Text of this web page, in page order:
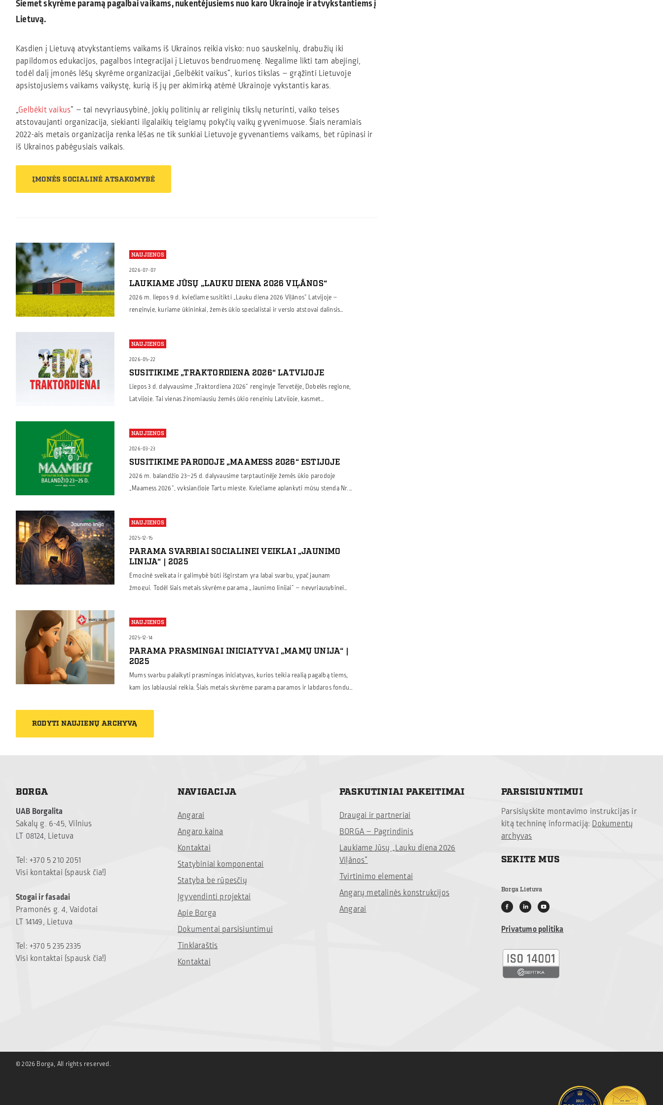
Šiemet skyrėme paramą pagalbai vaikams, nukentėjusiems nuo karo Ukrainoje ir atvykstantiems į
Lietuvą.
Kasdien į Lietuvą atvykstantiems vaikams iš Ukrainos reikia visko: nuo sauskelnių, drabužių iki
papildomos edukacijos, pagalbos integracijai į Lietuvos bendruomenę. Negalime likti tam abejingi,
todėl dalį įmonės lėšų skyrėme organizacijai „Gelbėkit vaikus“, kurios tikslas – grąžinti Lietuvoje
apsistojusiems vaikams vaikystę, kurią iš jų per akimirką atėmė Ukrainoje vykstantis karas.
„Gelbėkit vaikus“ – tai nevyriausybinė, jokių politinių ar religinių tikslų neturinti, vaiko teises
atstovaujanti organizacija, siekianti ilgalaikių teigiamų pokyčių vaikų gyvenimuose. Šiais neramiais
2022-ais metais organizacija renka lėšas ne tik sunkiai Lietuvoje gyvenantiems vaikams, bet rūpinasi ir
iš Ukrainos pabėgusiais vaikais.
ĮMONĖS SOCIALINĖ ATSAKOMYBĖ
NAUJIENOS
2026-07-07
LAUKIAME JŪSŲ „LAUKU DIENA 2026 VIĻĀNOS“
2026 m. liepos 9 d. kviečiame susitikti „Lauku diena 2026 Viļānos“ Latvijoje –
renginyje, kuriame ūkininkai, žemės ūkio specialistai ir verslo atstovai dalinsis
stende galėsite susipažinti su plieninių pastatų sprendimais, skirtais žemės ūkiui
– nuo technikos […]
NAUJIENOS
2026-05-22
SUSITIKIME „TRAKTORDIENA 2026“ LATVIJOJE
Liepos 3 d. dalyvausime „Traktordiena 2026“ renginyje Tervetėje, Dobelės regione,
Latvijoje. Tai vienas žinomiausių žemės ūkio renginių Latvijoje, kasmet
technikai, grūdams, gyvuliams ir kitai ūkio veiklai. Projektuojame, gaminame ir
statome […]
NAUJIENOS
2026-03-23
SUSITIKIME PARODOJE „MAAMESS 2026“ ESTIJOJE
2026 m. balandžio 23–25 d. dalyvausime tarptautinėje žemės ūkio parodoje
„Maamess 2026“, vyksiančioje Tartu mieste. Kviečiame aplankyti mūsų stendą Nr.
bei kitiems ūkiams skirtiems statiniams. „Maamess“ – didžiausia žemės ūkio,
miškininkystės ir kaimo verslo paroda Baltijos regione, […]
NAUJIENOS
2025-12-15
PARAMA SVARBIAI SOCIALINEI VEIKLAI „JAUNIMO
LINIJA“ | 2025
Emocinė sveikata ir galimybė būti išgirstam yra labai svarbu, ypač jaunam
žmogui. Todėl šiais metais skyrėme paramą „Jaunimo linijai“ – nevyriausybinei
kurie susiduria su nerimu, vienišumu ar sudėtingais gyvenimo iššūkiais. Tikime,
kad tokia pagalba gali tapti svarbiu […]
NAUJIENOS
2025-12-14
PARAMA PRASMINGAI INICIATYVAI „MAMŲ UNIJA“ |
2025
Mums svarbu palaikyti prasmingas iniciatyvas, kurios teikia realią pagalbą tiems,
kam jos labiausiai reikia. Šiais metais skyrėme paramą paramos ir labdaros fondui
ligomis. Kviečiame prisidėti ir kitus – net ir nedidelė parama gali tapti reikšminga
pagalba sudėtingu laikotarpiu atsidūrusioms šeimoms: Mamų unija.
RODYTI NAUJIENŲ ARCHYVĄ
BORGA
UAB Borgalita
Sakalų g. 6-45, Vilnius
LT 08124, Lietuva
Tel: +370 5 210 2051
Visi kontaktai (spausk čia!)
Stogai ir fasadai
Pramonės g. 4, Vaidotai
LT 14149, Lietuva
Tel: +370 5 235 2335
Visi kontaktai (spausk čia!)
NAVIGACIJA
Angarai
Angaro kaina
Kontaktai
Statybiniai komponentai
Statyba be rūpesčių
Įgyvendinti projektai
Apie Borga
Dokumentai parsisiuntimui
Tinklaraštis
Kontaktai
PASKUTINIAI PAKEITIMAI
Draugai ir partneriai
BORGA – Pagrindinis
Laukiame Jūsų „Lauku diena 2026
Viļānos“
Tvirtinimo elementai
Angarų metalinės konstrukcijos
Angarai
PARSISIUNTIMUI
Parsisiųskite montavimo instrukcijas ir
kitą techninę informaciją:Dokumentų
archyvas
SEKITE MUS
Borga Lietuva
Privatumo politika
© 2026 Borga, All rights reserved.